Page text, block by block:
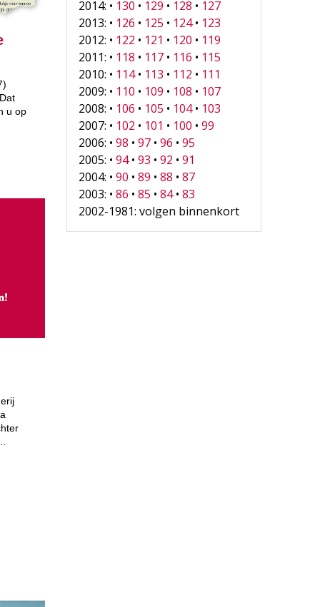
u op
2014: • 130 • 129 • 128 • 127
2013: • 126 • 125 • 124• 123
2012: • 122 • 121 • 120 • 119
2011: • 118 • 117 • 116 • 115
2010: • 114• 113 • 112 • 111
2009: • 110 • 109 • 108 • 107
2008: • 106 • 105 • 104• 103
2007: • 102 • 101 • 100 •99
2006: •98 •97 •96 •95
2005: •94•93 •92 •91
2004: •90 •89 •88 •87
2003: •86 •85 •84•83
2002-1981: volgen binnenkort